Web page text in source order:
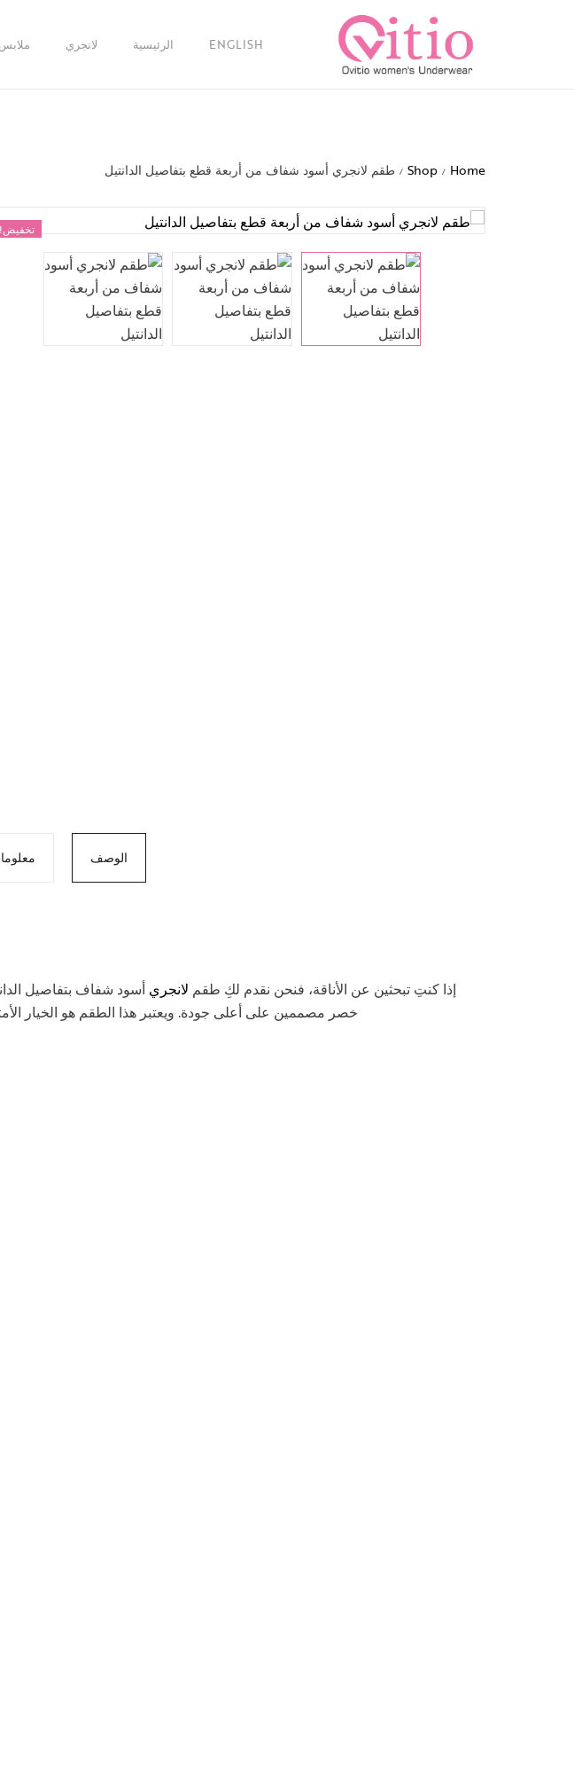
ENGLISH الرئيسية لانجري
Home
/
Shop
/ طقم لانجري أسود شفاف من أربعة قطع بتفاصيل الدانتيل
تخفيض!
الوصف
إذا كنتِ تبحثين عن الأناقة، فنحن نقدم لكِ طقم لانجري أسود شفاف بتفاصيل
خصر مصممين على أعلى جودة. ويعتبر هذا الطقم هو الخيار